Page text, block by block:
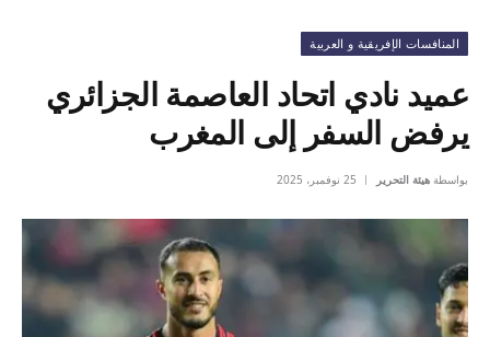
المنافسات الإفريقية و العربية
عميد نادي اتحاد العاصمة الجزائري
يرفض السفر إلى المغرب
بواسطة هيئة التحرير 25 نوفمبر، 2025